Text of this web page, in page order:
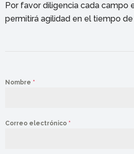
Por favor diligencia cada campo
permitirá agilidad en el tiempo
Nombre *
Correo electrónico *